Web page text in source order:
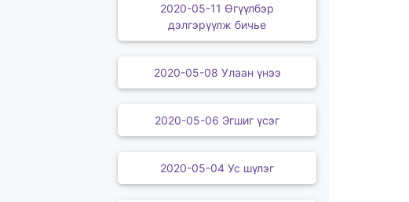
2020-05-11 Өгүүлбэр
дэлгэрүүлж бичье
2020-05-08 Улаан үнээ
2020-05-06 Эгшиг үсэг
2020-05-04 Ус шүлэг